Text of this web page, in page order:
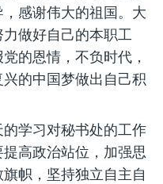
感谢伟大的祖国。大
做好自己的本职工
的恩情，不负时代，
的中国梦做出自己积
学习对秘书处的工作
高政治站位，加强思
帜，坚持独立自主自